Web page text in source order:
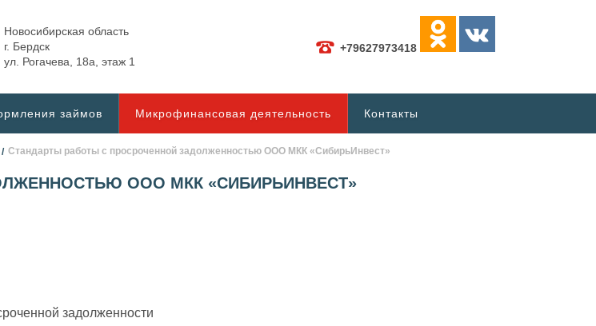
Новосибирская область
г. Бердск
ул. Рогачева, 18а, этаж 1
+79627973418
займов Микрофинансовая деятельность Контакты
Стандарты работы с просроченной задолженностью ООО МКК «СибирьИнвест»
ООО МКК «СИБИРЬИНВЕСТ»
задолженности